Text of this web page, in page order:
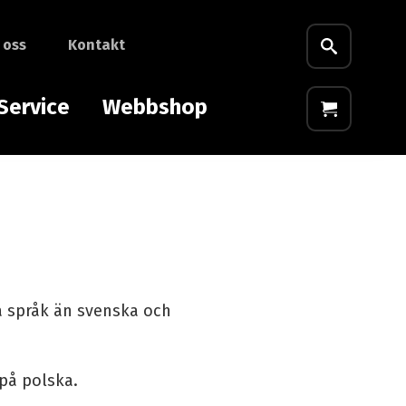
Kontakt
Webbshop
än svenska och
polska.